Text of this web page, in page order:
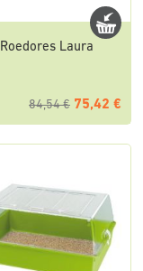
Laura
84,54 € 75,42 €